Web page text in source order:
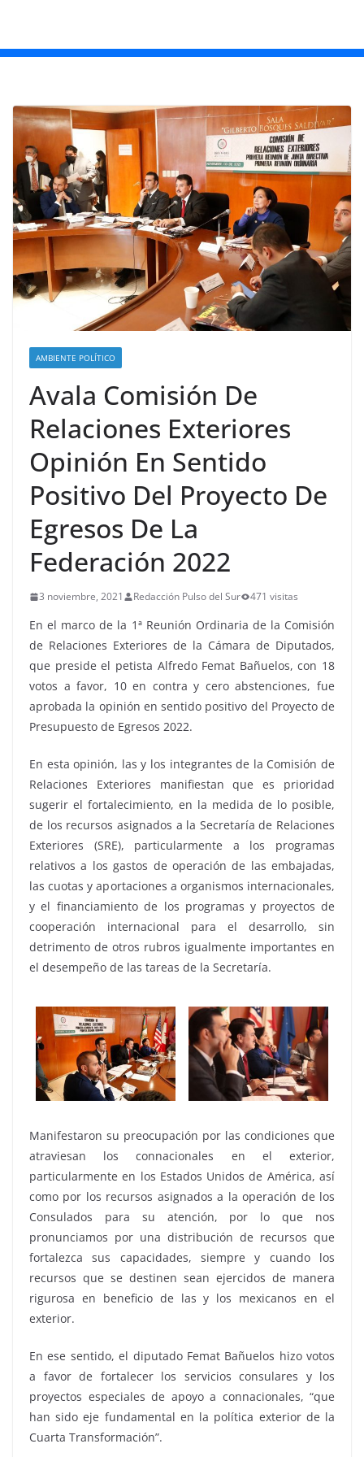
AMBIENTE POLÍTICO
Avala Comisión De
Relaciones Exteriores
Opinión En Sentido
Positivo Del Proyecto De
Egresos De La
Federación 2022
3 noviembre, 2021 Redacción Pulso del Sur 471 visitas
En el marco de la 1ª Reunión Ordinaria de la Comisión
de Relaciones Exteriores de la Cámara de Diputados,
que preside el petista Alfredo Femat Bañuelos, con 18
votos a favor, 10 en contra y cero abstenciones, fue
aprobada la opinión en sentido positivo del Proyecto de
Presupuesto de Egresos 2022.
En esta opinión, las y los integrantes de la Comisión de
Relaciones Exteriores manifiestan que es prioridad
sugerir el fortalecimiento, en la medida de lo posible,
de los recursos asignados a la Secretaría de Relaciones
Exteriores (SRE), particularmente a los programas
relativos a los gastos de operación de las embajadas,
las cuotas y aportaciones a organismos internacionales,
y el financiamiento de los programas y proyectos de
cooperación internacional para el desarrollo, sin
detrimento de otros rubros igualmente importantes en
el desempeño de las tareas de la Secretaría.
Manifestaron su preocupación por las condiciones que
atraviesan los connacionales en el exterior,
particularmente en los Estados Unidos de América, así
como por los recursos asignados a la operación de los
Consulados para su atención, por lo que nos
pronunciamos por una distribución de recursos que
fortalezca sus capacidades, siempre y cuando los
recursos que se destinen sean ejercidos de manera
rigurosa en beneficio de las y los mexicanos en el
exterior.
En ese sentido, el diputado Femat Bañuelos hizo votos
a favor de fortalecer los servicios consulares y los
proyectos especiales de apoyo a connacionales, “que
han sido eje fundamental en la política exterior de la
Cuarta Transformación”.